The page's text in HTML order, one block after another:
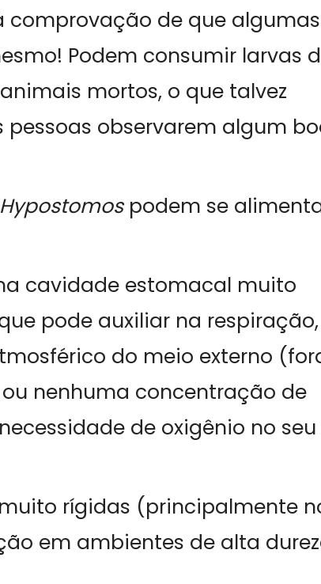
comprovação de que algumas
Podem consumir larvas
mortos, o que talvez
observarem algum
Hypostomos podem se
cavidade estomacal muito
pode auxiliar na respiração,
do meio externo
nenhuma concentração de
de oxigênio no seu
rígidas (principalmente
em ambientes de alta